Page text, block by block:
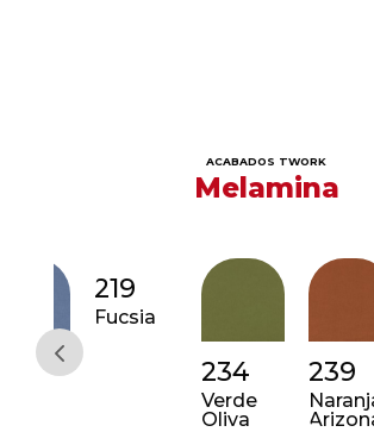
ACABADOS TWORK
Melamina
219
Fucsia
234
Verde
Oliva
239
Naranja
Arizona